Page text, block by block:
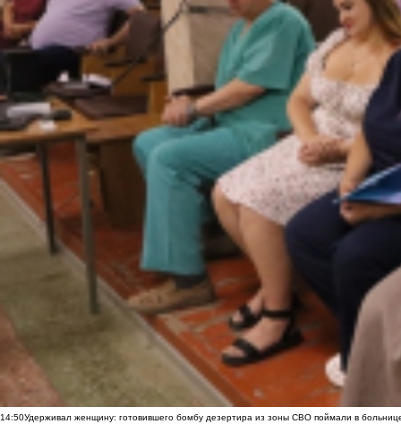
14:50Удерживал женщину: готовившего бомбу дезертира из зоны СВО поймали в